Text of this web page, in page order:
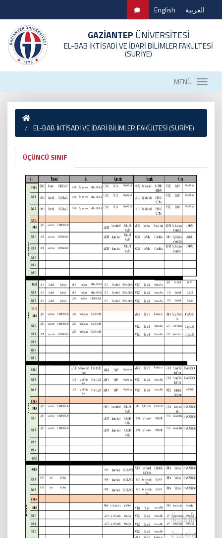
English العربية
GAZİANTEP ÜNİVERSİTESİ
EL-BAB İKTİSADİ VE İDARİ BİLİMLER FAKÜLTESİ
(SURİYE)
MENÜ
EL-BAB İKTİSADİ VE İDARİ BİLİMLER FAKÜLTESİ (SURİYE)
ÜÇÜNCÜ SINIF